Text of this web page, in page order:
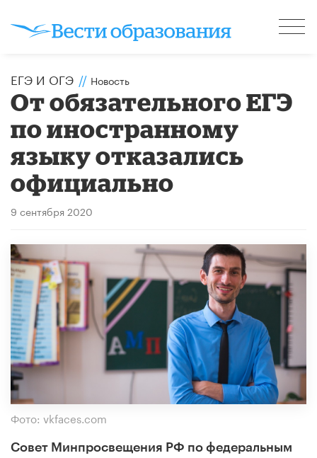
ЕГЭ И ОГЭ // Новость
От обязательного ЕГЭ
по иностранному
языку отказались
официально
9 сентября 2020
Фото: vkfaces.com
Совет Минпросвещения РФ по федеральным